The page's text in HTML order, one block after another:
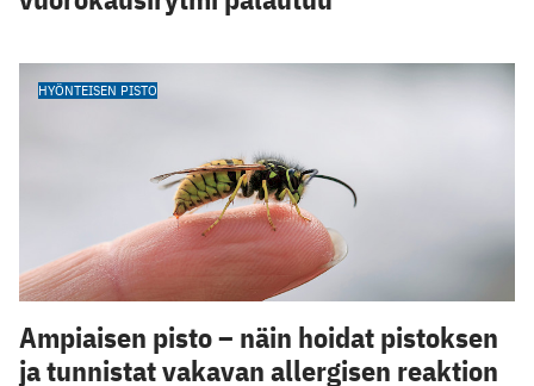
HYÖNTEISEN PISTO
Ampiaisen pisto – näin hoidat pistoksen
ja tunnistat vakavan allergisen reaktion